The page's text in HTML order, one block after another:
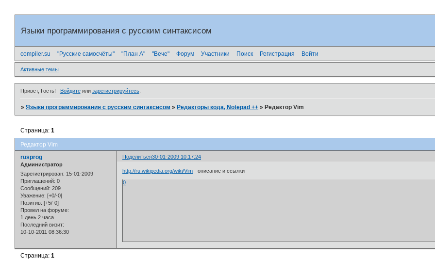
Языки программирования с русским синтаксисом
compiler.su "Русские самосчёты" "План А" "Вече" Форум Участники Поиск Регистрация Войти
Активные темы
Привет, Гость! Войдитеили зарегистрируйтесь.
»Языки программирования с русским синтаксисом »Редакторы кода, Notepad ++ »Редактор Vim
Редактор Vim
Страница:1
Поделиться30-01-2009 10:17:24
rusprog
Администратор
Зарегистрирован: 15-01-2009
Приглашений: 0
Сообщений: 209
Уважение: [+0/-0]
Позитив: [+5/-0]
Провел на форуме:
1 день 2 часа
Последний визит:
10-10-2011 08:36:30
http://ru.wikipedia.org/wiki/Vim - описание и ссылки
0
Страница:1